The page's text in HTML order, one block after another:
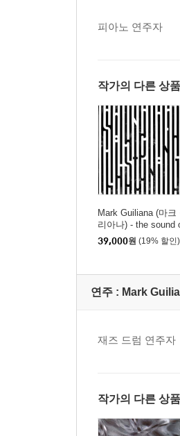
피아노 연주자
작가의 다른 상품
Mark Guiliana (마크
리아나) - the sound
istening [일렉트릭 블
스월 컬러 LP]
39,000원 (19% 할인)
연주 : Mark
재즈 드럼 연주자
작가의 다른 상품